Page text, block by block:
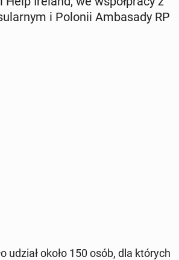
i Polonii Am­ba­sa­dy RP
udział około 150 osób, dla których